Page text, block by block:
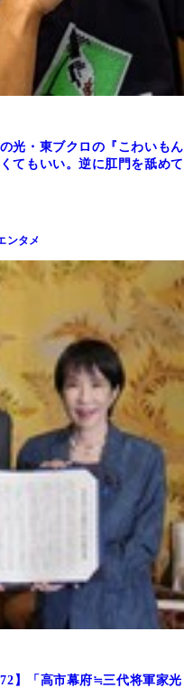
光・東ブクロの『こわいもん
てもいい。逆に肛門を舐めて
ンタメ
】「高市幕府≒三代将軍家光